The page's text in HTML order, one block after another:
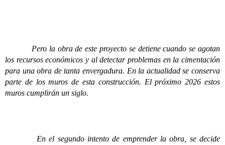
Pero la obra de este proyecto se detiene cuando se agotan
los recursos económicos y al detectar problemas en la cimentación
para una obra de tanta envergadura. En la actualidad se conserva
parte de los muros de esta construcción. El próximo 2026 estos
muros cumplirán un siglo.
En el segundo intento de emprender la obra, se decide